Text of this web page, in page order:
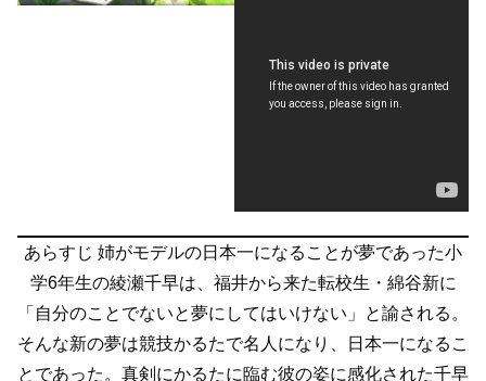
あらすじ 姉がモデルの日本一になることが夢であった小
学6年生の綾瀬千早は、福井から来た転校生・綿谷新に
「自分のことでないと夢にしてはいけない」と諭される。
そんな新の夢は競技かるたで名人になり、日本一になるこ
とであった。真剣にかるたに臨む彼の姿に感化された千早